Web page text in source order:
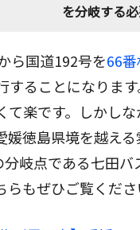
を分岐する必
ら国道192号を66
することになりま
て楽です。しかし
徳島県境を越え
岐点である七田
もぜひご覧くださ